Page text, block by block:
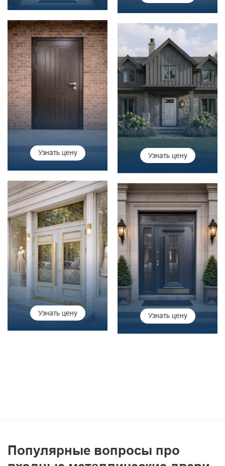
Узнать цену Узнать цену
Узнать цену Узнать цену
Популярные вопросы про